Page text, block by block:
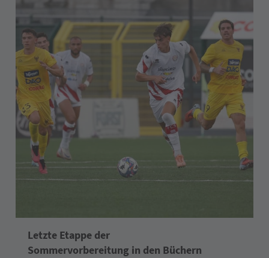
Letzte Etappe der
Sommervorbereitung in den Büchern